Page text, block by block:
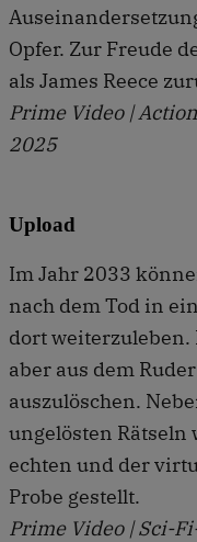
Opfer. Zur Freude
als James Reece
Prime Video |
2025
Upload
Im Jahr 2033
nach dem Tod in
dort
aber aus dem
auszulöschen.
ungelösten
echten und der
Probe gestellt.
Prime Video | Sci-